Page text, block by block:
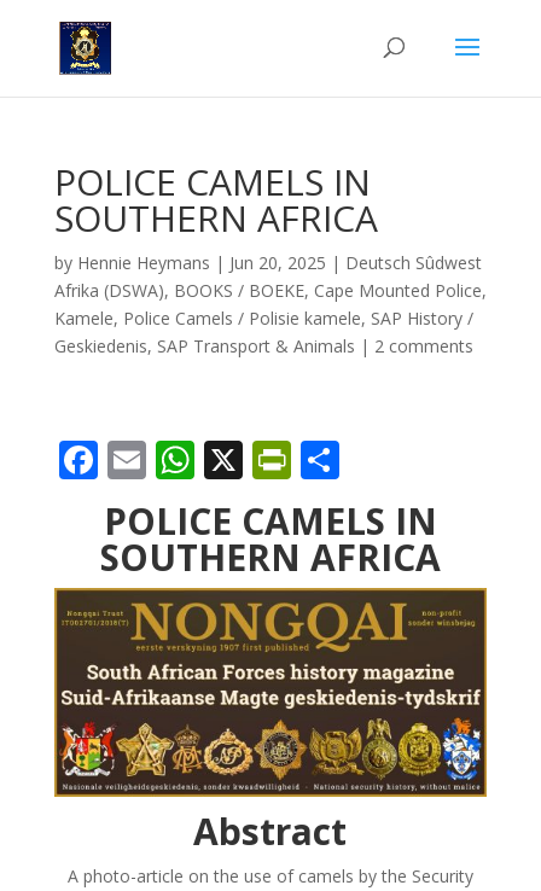
POLICE CAMELS IN
SOUTHERN AFRICA
by Hennie Heymans | Jun 20, 2025 | Deutsch Sûdwest
Afrika (DSWA), BOOKS / BOEKE, Cape Mounted Police,
Kamele, Police Camels / Polisie kamele, SAP History /
Geskiedenis, SAP Transport & Animals | 2 comments
F
ac
e
b
o
o
k
E
m
ai
l
W
h
at
s
A
p
p
X Pr
in
tF
ri
e
n
dl
y
S
h
ar
e
POLICE CAMELS IN
SOUTHERN AFRICA
Abstract
A photo-article on the use of camels by the Security